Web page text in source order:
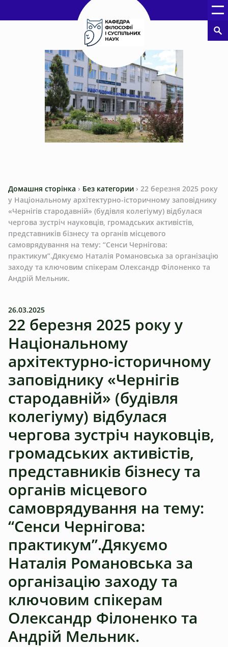
Домашня сторінка › Без категории › 22 березня 2025 року
у Національному архітектурно-історичному заповіднику
«Чернігів стародавній» (будівля колегіуму) відбулася
чергова зустріч науковців, громадських активістів,
представників бізнесу та органів місцевого
самоврядування на тему: “Сенси Чернігова:
практикум”.Дякуємо Наталія Романовська за організацію
заходу та ключовим спікерам Олександр Філоненко та
Андрій Мельник.
26.03.2025
22 березня 2025 року у
Національному
архітектурно-історичному
заповіднику «Чернігів
стародавній» (будівля
колегіуму) відбулася
чергова зустріч науковців,
громадських активістів,
представників бізнесу та
органів місцевого
самоврядування на тему:
“Сенси Чернігова:
практикум”.Дякуємо
Наталія Романовська за
організацію заходу та
ключовим спікерам
Олександр Філоненко та
Андрій Мельник.